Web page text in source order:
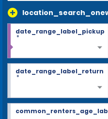
date_range_label_pickup
*
date_range_label_return
*